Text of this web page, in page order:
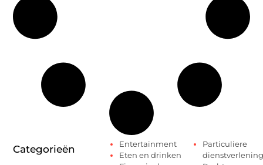
Categorieën
Entertainment
Eten en drinken
Particuliere
dienstverlening